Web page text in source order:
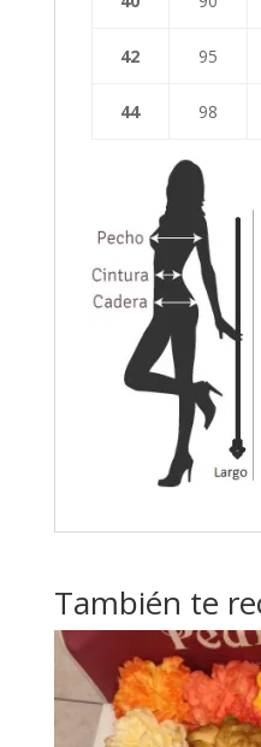
42 95
44 98
También te